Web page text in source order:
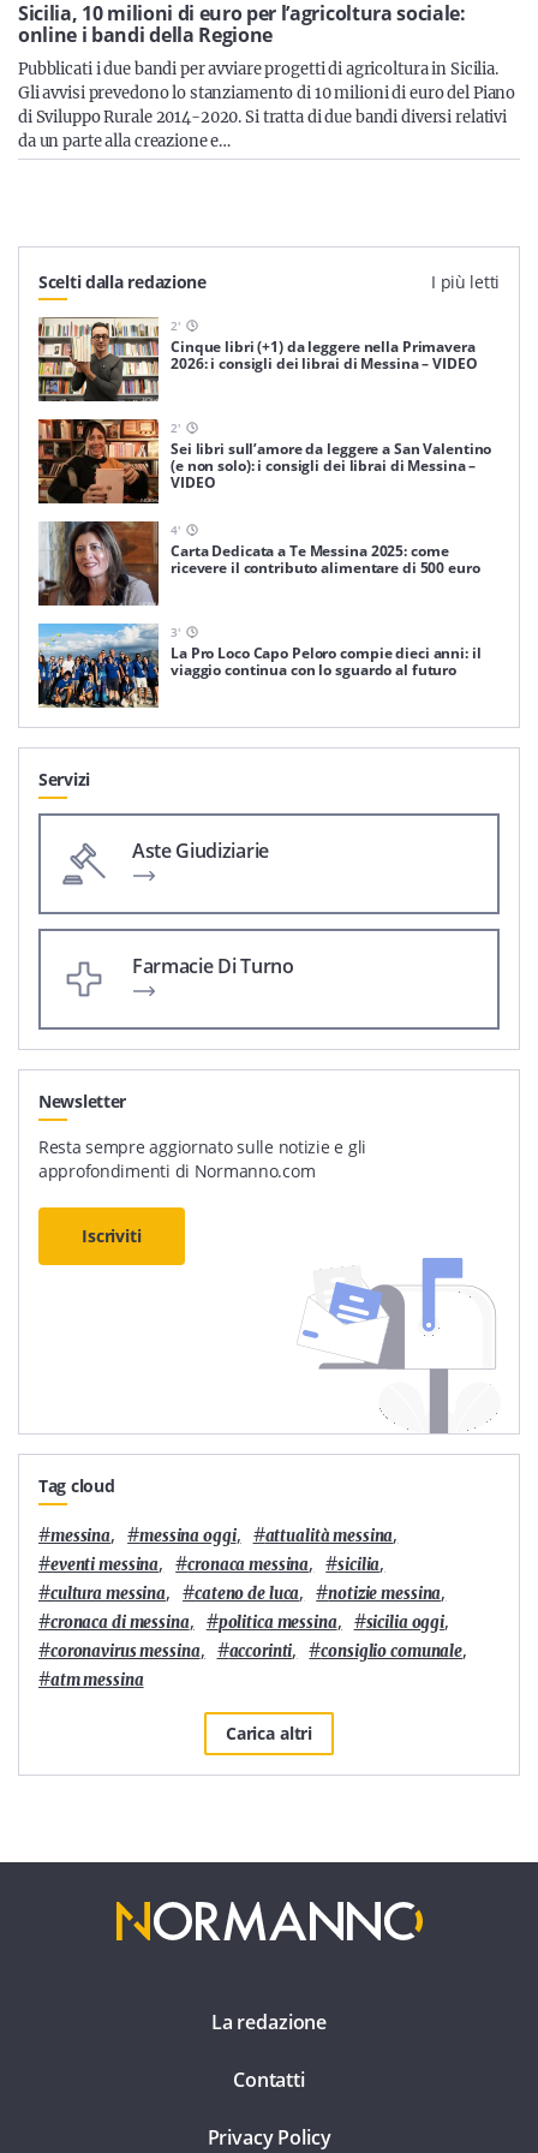
Servizi
nostra newsletter
Iscriviti
Sicilia, 10 milioni di euro per l’agricoltura sociale:
online i bandi della Regione
Pubblicati i due bandi per avviare progetti di agricoltura in Sicilia.
Gli avvisi prevedono lo stanziamento di 10 milioni di euro del Piano
di Sviluppo Rurale 2014-2020. Si tratta di due bandi diversi relativi
da un parte alla creazione e…
Scelti dalla redazione I più letti
2'
Cinque libri (+1) da leggere nella Primavera
2026: i consigli dei librai di Messina – VIDEO
2'
Sei libri sull’amore da leggere a San Valentino
(e non solo): i consigli dei librai di Messina –
VIDEO
4'
Carta Dedicata a Te Messina 2025: come
ricevere il contributo alimentare di 500 euro
3'
La Pro Loco Capo Peloro compie dieci anni: il
viaggio continua con lo sguardo al futuro
Servizi
Aste Giudiziarie
Farmacie Di Turno
Newsletter
Resta sempre aggiornato sulle notizie e gli
approfondimenti di Normanno.com
Iscriviti
Tag cloud
#messina, #messina oggi, #attualità messina,
#eventi messina, #cronaca messina, #sicilia,
#cultura messina, #cateno de luca, #notizie messina,
#cronaca di messina, #politica messina, #sicilia oggi,
#coronavirus messina, #accorinti, #consiglio comunale,
#atm messina
Carica altri
La redazione
Contatti
Privacy Policy